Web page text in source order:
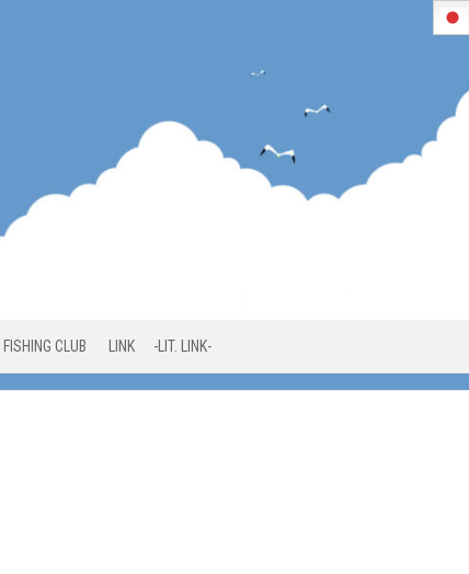
FISHING CLUB LINK -LIT. LINK-